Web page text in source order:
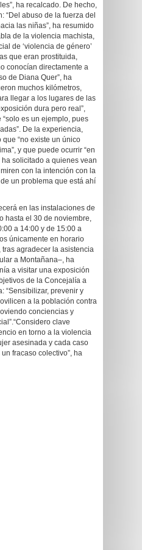
ha recalcado. De hecho,
“Del abuso de la fuerza del
las niñas”, ha resumido
de la violencia machista,
de ‘violencia de género’
que eran prostituida,
conocían directamente a
de Diana Quer”, ha
muchos kilómetros,
llegar a los lugares de las
dura pero real”,
es un ejemplo, pues
De la experiencia,
“no existe un único
y que puede ocurrir “en
solicitado a quienes vean
con la intención con la
un problema que está ahí
en las instalaciones de
hasta el 30 de noviembre,
a 14:00 y de 15:00 a
únicamente en horario
agradecer la asistencia
a Montañana–, ha
a visitar una exposición
de la Concejalía a
“Sensibilizar, prevenir y
a la población contra
conciencias y
clave
en torno a la violencia
asesinada y cada caso
fracaso colectivo”, ha